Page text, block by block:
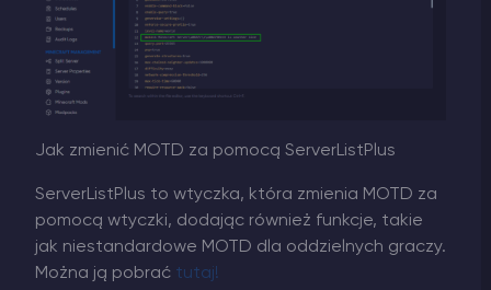
Jak zmienić MOTD za pomocą ServerListPlus
ServerListPlus to wtyczka, która zmienia MOTD za
pomocą wtyczki, dodając również funkcje, takie
jak niestandardowe MOTD dla oddzielnych graczy.
Można ją pobrać tutaj!